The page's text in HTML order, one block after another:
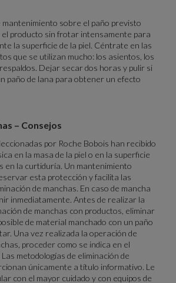
mantenimiento sobre el paño previsto
producto sin frotar intensamente para
la superficie de la piel. Céntrate en las
que se utilizan mucho: los asientos, los
Dejar secar dos horas y pulir si
paño de lana para obtener un efecto
– Consejos
por Roche Bobois han recibido
en la masa de la piel o en la superficie
en la curtiduría. Un mantenimiento
esta protección y facilita las
de manchas. En caso de mancha
inmediatamente. Antes de realizar la
de manchas con productos, eliminar
de material manchado con un paño
Una vez realizada la operación de
proceder como se indica en el
Las metodologías de eliminación de
únicamente a título informativo. Le
con el mayor cuidado y con equipos de